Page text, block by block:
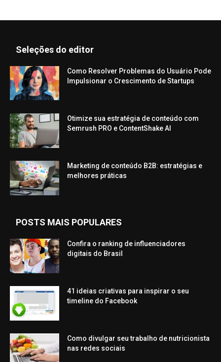
Seleções do editor
Como Resolver Problemas do Usuário Pode
Impulsionar o Crescimento de Startups
Otimize sua estratégia de conteúdo com
Semrush PRO e ContentShake AI
Marketing de conteúdo B2B: estratégias e
melhores práticas
POSTS MAIS POPULARES
Confira o ranking de influenciadores
digitais do Brasil
41 ideias criativas para inspirar o seu
timeline do Facebook
Como divulgar seu trabalho de nutricionista
nas redes sociais